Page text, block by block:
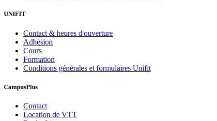
UNIFIT
Contact & heures d'ouverture
Adhésion
Cours
Formation
Conditions générales et formulaires Unifit
CampusPlus
Contact
Location de VTT